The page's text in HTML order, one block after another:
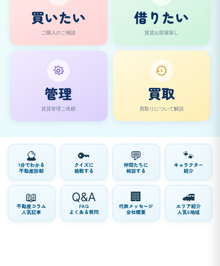
買いたい
ご購入のご相談
借りたい
賃貸お部屋探し
管理
賃貸管理ご依頼
¥
買取
買取りについて解説
🔮
1分でわかる
不動産診断
🔑
クイズに
挑戦する
💬
仲間たちに
相談する
🐾
キャラクター
紹介
📖
不動産コラム
人気記事
Q&A
FAQ
よくある質問
🏢
代表メッセージ
会社概要
🚄
エリア紹介
人気6地域